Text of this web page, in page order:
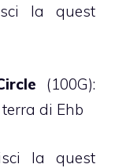
la quest
(100G):
di Ehb
la quest